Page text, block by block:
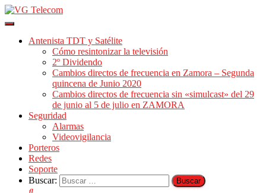
Cambiar
navegación
Antenista TDT y Satélite
Cómo resintonizar la televisión
2º Dividendo
Cambios directos de frecuencia en Zamora – Segunda
quincena de Junio 2020
Cambios directos de frecuencia sin «simulcast» del 29
de junio al 5 de julio en ZAMORA
Seguridad
Alarmas
Videovigilancia
Porteros
Redes
Soporte
Buscar: